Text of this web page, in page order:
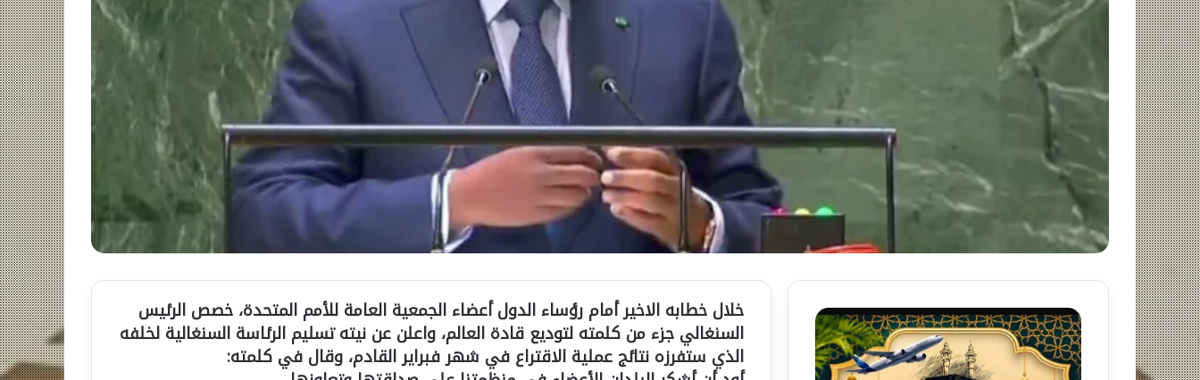
خلال خطابه الاخير أمام رؤساء الدول أعضاء الجمعية العامة للأمم المتحدة، خصص الرئيس
السنغالي جزء من كلمته لتوديع قادة العالم، واعلن عن نيته تسليم الرئاسة السنغالية لخلفه
الذي ستفرزه نتائج عملية الاقتراع في شهر فبراير القادم، وقال في كلمته: